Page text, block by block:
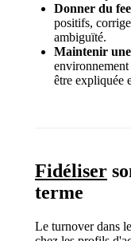
Donner du
positifs,
ambiguïté.
Maintenir
être expliquée
Fidéliser
terme
Le turnover dans